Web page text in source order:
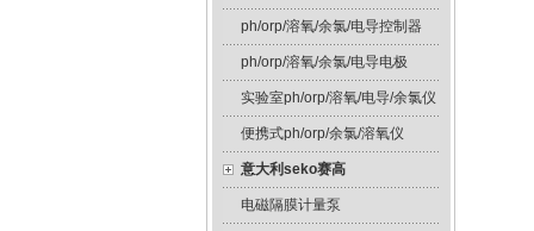
ph/orp/溶氧/余氯/电导控制器
ph/orp/溶氧/余氯/电导电极
实验室ph/orp/溶氧/电导/余氯仪
便携式ph/orp/余氯/溶氧仪
意大利seko赛高
电磁隔膜计量泵